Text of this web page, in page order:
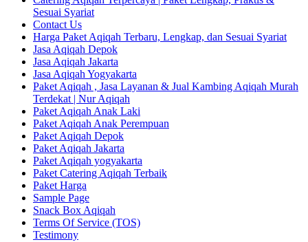
Sesuai Syariat
Contact Us
Harga Paket Aqiqah Terbaru, Lengkap, dan Sesuai Syariat
Jasa Aqiqah Depok
Jasa Aqiqah Jakarta
Jasa Aqiqah Yogyakarta
Paket Aqiqah , Jasa Layanan & Jual Kambing Aqiqah Murah
Terdekat | Nur Aqiqah
Paket Aqiqah Anak Laki
Paket Aqiqah Anak Perempuan
Paket Aqiqah Depok
Paket Aqiqah Jakarta
Paket Aqiqah yogyakarta
Paket Catering Aqiqah Terbaik
Paket Harga
Sample Page
Snack Box Aqiqah
Terms Of Service (TOS)
Testimony